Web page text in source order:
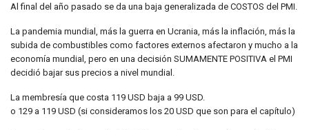
Al final del año pasado se da una baja generalizada de COSTOS del PMI.
La pandemia mundial, más la guerra en Ucrania, más la inflación, más la
subida de combustibles como factores externos afectaron y mucho a la
economía mundial, pero en una decisión SUMAMENTE POSITIVA el PMI
decidió bajar sus precios a nivel mundial.
La membresía que costa 119 USD baja a 99 USD.
o 129 a 119 USD (si consideramos los 20 USD que son para el capítulo)